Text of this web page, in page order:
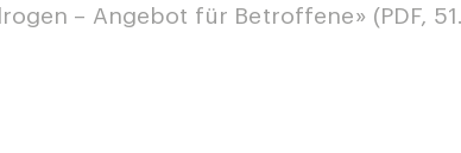
– Angebot für Betroffene» (PDF,